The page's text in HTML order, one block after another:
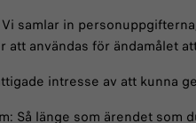
samlar in
att användas för ändamålet
intresse av att kunna
Så länge som ärendet som